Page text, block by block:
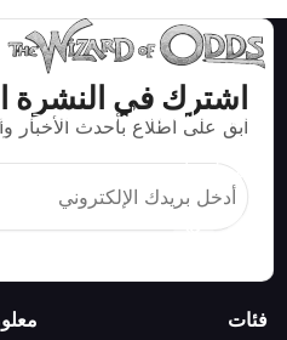
اشترك في النشرة
ابق على اطلاع بأحدث الأخبار
استراتيجيات ومعلومات صحيحة
البلاك جاك وكرابس والروليت
يمكن لعبها.
فئات